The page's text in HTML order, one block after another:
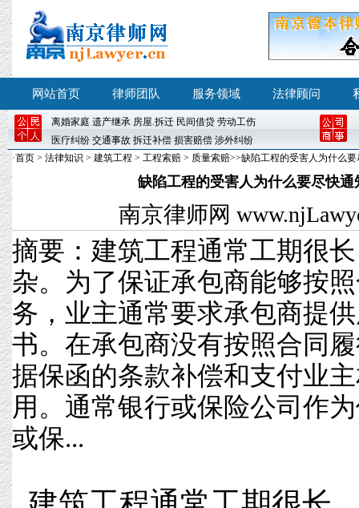
网站首页 律师团队 服务领域 法律顾问
离婚家庭 遗产继承 房屋.拆迁 民间借贷 劳动工伤
医疗纠纷 交通事故 拆迁补偿 损害赔偿 涉外纠纷
·首页 > 法律知识 > 建筑工程 > 工程索赔 > 质量索赔>>缺陷工程的受害人为什么
缺陷工程的受害人为什么要尽快
南京律师网
摘要：建筑工程通常工期很
杂。为了保证承包商能够按
务，业主通常要求承包商提
书。在承包商没有按照合同
据保函的条款补偿和支付业
用。通常银行或保险公司作
或保...